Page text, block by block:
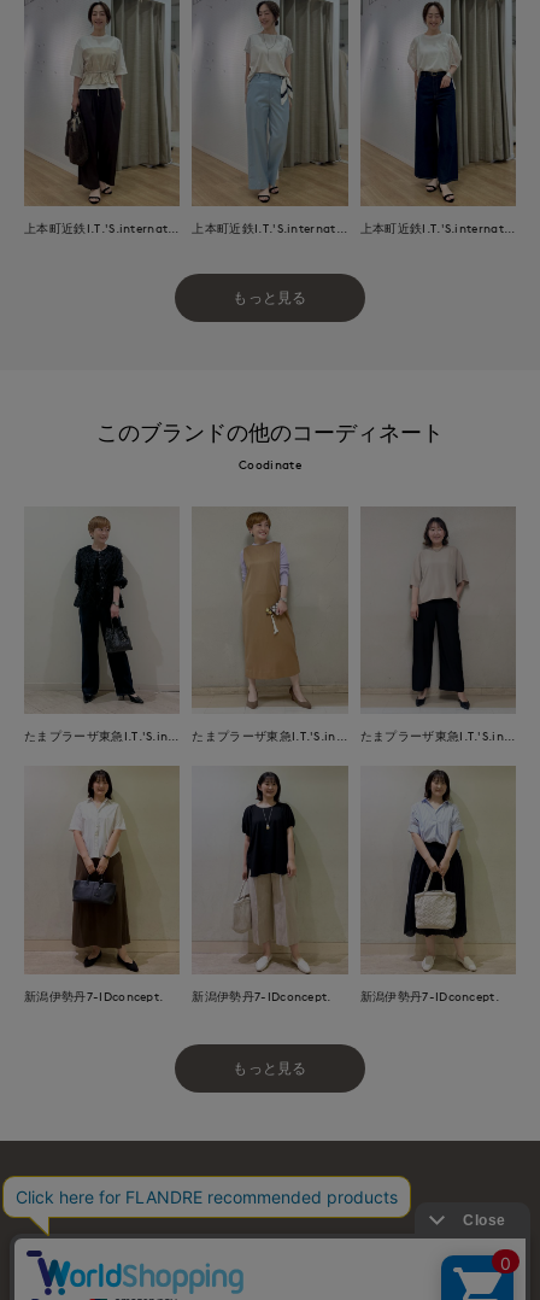
もっと見る
このブランドの他のコーディネート
Coodinate
新潟伊勢丹7-IDconcept. 新潟伊勢丹7-IDconcept. 新潟伊勢丹7-IDconcept.
もっと見る
お問い合わせ 利用規約 プライバシーポリシー
特定商取引・古物営業法に基づく表示